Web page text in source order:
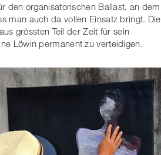
den organisatorischen Ballast, an dem
man auch da vollen Einsatz bringt. Die
grössten Teil der Zeit für sein
Löwin permanent zu verteidigen.